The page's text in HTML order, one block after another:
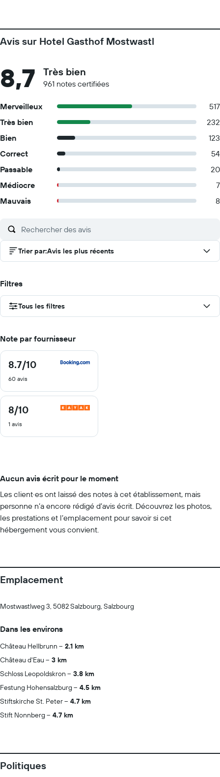
Avis sur Hotel Gasthof Mostwastl
8,7 Très bien
961 notes certifiées
Merveilleux
517
Très bien
232
Bien
123
Correct
54
Passable
20
Médiocre
7
Mauvais
8
Trier par:Avis les plus récents
Filtres
Tous les filtres
Note par fournisseur
8.7/10
8.7
10
60 avis
8/10
8
sur
10
1 avis
Aucun avis écrit pour le moment
Les client·es ont laissé des notes à cet établissement, mais
personne n’a encore rédigé d’avis écrit. Découvrez les photos,
les prestations et l’emplacement pour savoir si cet
hébergement vous convient.
Emplacement
Mostwastlweg 3, 5082 Salzbourg, Salzbourg
Dans les environs
Château Hellbrunn
2.1 km
Château d'Eau
3 km
Schloss Leopoldskron
3.8 km
Festung Hohensalzburg
4.5 km
Stiftskirche St. Peter
4.7 km
Stift Nonnberg
4.7 km
Politiques